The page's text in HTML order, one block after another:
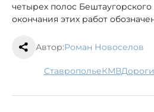
четырех полос
окончания этих работ
Автор:Роман Новоселов
Ставрополье КМВ дороги